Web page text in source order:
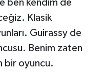
ben kendim de
Klasik
Guirassy de
Benim zaten
bir oyuncu.